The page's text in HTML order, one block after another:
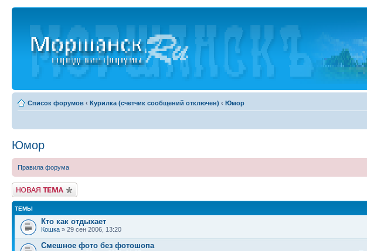
Список форумов ‹ Курилка (счетчик сообщений отключен) ‹ Юмор
Юмор
Правила форума
Новая тема
ТЕМЫ
Кто как отдыхает
Кошка » 29 сен 2006, 13:20
Смешное фото без фотошопа